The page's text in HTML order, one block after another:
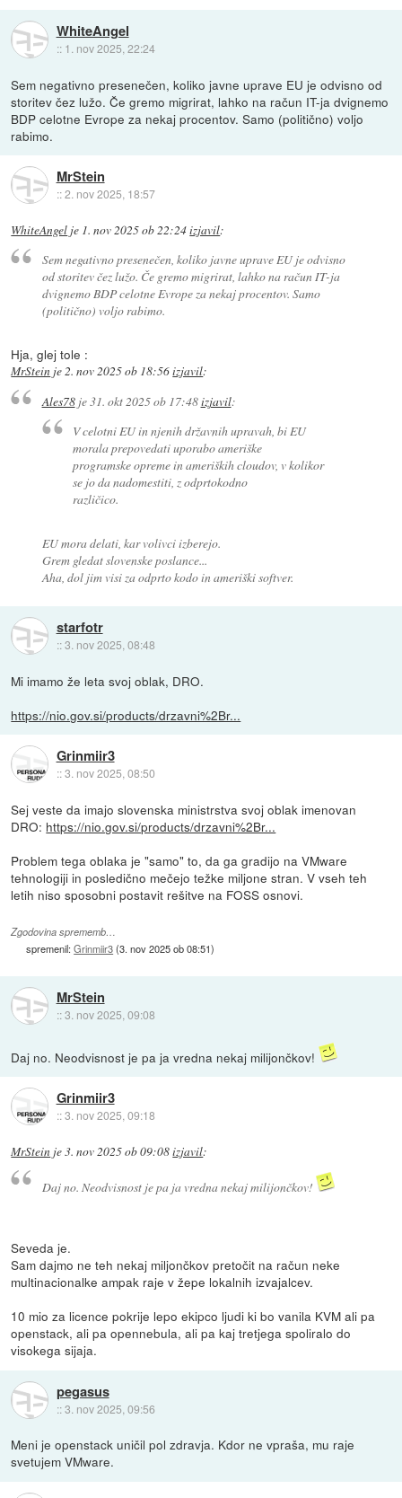
WhiteAngel
:: 1. nov 2025, 22:24
Sem negativno presenečen, koliko javne uprave EU je odvisno od
storitev čez lužo. Če gremo migrirat, lahko na račun IT-ja dvignemo
BDP celotne Evrope za nekaj procentov. Samo (politično) voljo
rabimo.
MrStein
::2. nov 2025, 18:57
WhiteAngel je 1. nov 2025 ob 22:24izjavil:
Sem negativno presenečen, koliko javne uprave EU je odvisno
od storitev čez lužo. Če gremo migrirat, lahko na račun IT-ja
dvignemo BDP celotne Evrope za nekaj procentov. Samo
(politično) voljo rabimo.
Hja, glej tole :
MrStein je2. nov 2025 ob 18:56izjavil:
Ales78je31. okt 2025 ob 17:48izjavil:
V celotni EU in njenih državnih upravah, bi EU
morala prepovedati uporabo ameriške
programske opreme in ameriških cloudov, v kolikor
se jo da nadomestiti, z odprtokodno
različico.
EU mora delati, kar volivci izberejo.
Grem gledat slovenske poslance...
Aha, dol jim visi za odprto kodo in ameriški softver.
starfotr
::3. nov 2025, 08:48
Mi imamo že leta svoj oblak, DRO.
https://nio.gov.si/products/drzavni%2Br...
Grinmiir3
::3. nov 2025, 08:50
Sej veste da imajo slovenska ministrstva svoj oblak imenovan
DRO: https://nio.gov.si/products/drzavni%2Br...
Problem tega oblaka je "samo" to, da ga gradijo na VMware
tehnologiji in posledično mečejo težke miljone stran. V vseh teh
letih niso sposobni postavit rešitve na FOSS osnovi.
Zgodovina sprememb…
spremenil:Grinmiir3(3. nov 2025 ob 08:51)
MrStein
::3. nov 2025, 09:08
Daj no. Neodvisnost je pa ja vredna nekaj milijončkov!
Grinmiir3
::3. nov 2025, 09:18
MrStein je3. nov 2025 ob 09:08izjavil:
Daj no. Neodvisnost je pa ja vredna nekaj milijončkov!
Seveda je.
Sam dajmo ne teh nekaj miljončkov pretočit na račun neke
multinacionalke ampak raje v žepe lokalnih izvajalcev.
10 mio za licence pokrije lepo ekipco ljudi ki bo vanila KVM ali pa
openstack, ali pa opennebula, ali pa kaj tretjega spoliralo do
visokega sijaja.
pegasus
::3. nov 2025, 09:56
Meni je openstack uničil pol zdravja. Kdor ne vpraša, mu raje
svetujem VMware.